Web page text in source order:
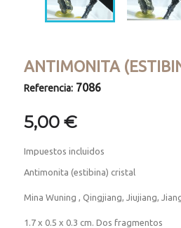
ANTIMONITA
Referencia: 7086
5,00 €
Impuestos incluidos
Antimonita (estibina) cristal
Mina Wuning , Qingjiang, Jiujiang,
1.7 x 0.5 x 0.3 cm. Dos fragmentos